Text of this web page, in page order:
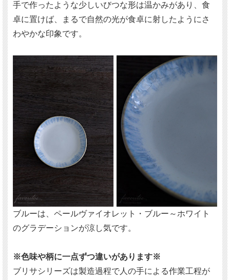
手で作ったような少しいびつな形は温かみがあり、食
卓に置けば、まるで自然の光が食卓に射したようにさ
わやかな印象です。
ブルーは、ペールヴァイオレット・ブルー～ホワイト
のグラデーションが涼し気です。
※色味や柄に一点ずつ違いがあります※
ブリサシリーズは製造過程で人の手による作業工程が